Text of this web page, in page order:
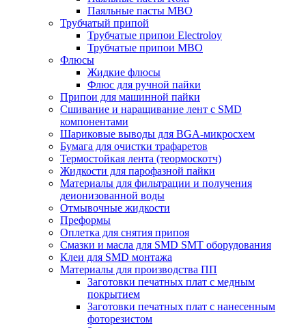
Паяльные пасты MBO
Трубчатый припой
Трубчатые припои Electroloy
Трубчатые припои MBO
Флюсы
Жидкие флюсы
Флюс для ручной пайки
Припои для машинной пайки
Сшивание и наращивание лент с SMD
компонентами
Шариковые выводы для BGA-микросхем
Бумага для очистки трафаретов
Термостойкая лента (теормоскотч)
Жидкости для парофазной пайки
Материалы для фильтрации и получения
деионизованной воды
Отмывочные жидкости
Преформы
Оплетка для снятия припоя
Смазки и масла для SMD SMT оборудования
Клеи для SMD монтажа
Материалы для производства ПП
Заготовки печатных плат с медным
покрытием
Заготовки печатных плат с нанесенным
фоторезистом